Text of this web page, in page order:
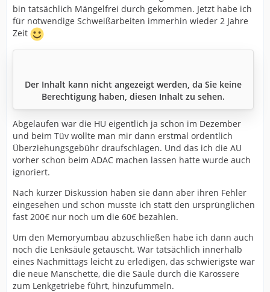
bin tatsächlich Mängelfrei durch gekommen. Jetzt habe ich
für notwendige Schweißarbeiten immerhin wieder 2 Jahre
Zeit
Der Inhalt kann nicht angezeigt werden, da Sie keine
Berechtigung haben, diesen Inhalt zu sehen.
Abgelaufen war die HU eigentlich ja schon im Dezember
und beim Tüv wollte man mir dann erstmal ordentlich
Überziehungsgebühr draufschlagen. Und das ich die AU
vorher schon beim ADAC machen lassen hatte wurde auch
ignoriert.
Nach kurzer Diskussion haben sie dann aber ihren Fehler
eingesehen und schon musste ich statt den ursprünglichen
fast 200€ nur noch um die 60€ bezahlen.
Um den Memoryumbau abzuschließen habe ich dann auch
noch die Lenksäule getauscht. War tatsächlich innerhalb
eines Nachmittags leicht zu erledigen, das schwierigste war
die neue Manschette, die die Säule durch die Karossere
zum Lenkgetriebe führt, hinzufummeln.